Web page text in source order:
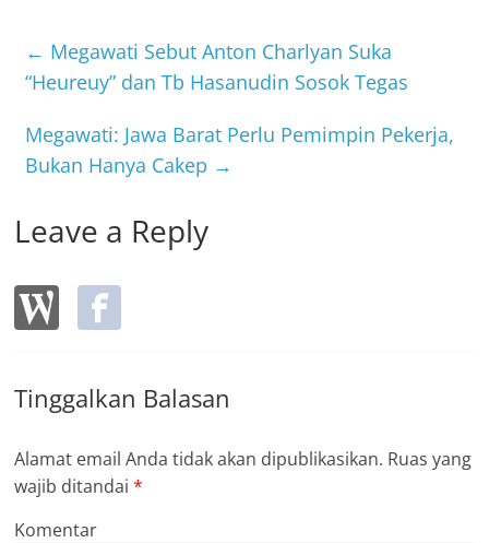
b
o
o
k
← Megawati Sebut Anton Charlyan Suka
“Heureuy” dan Tb Hasanudin Sosok Tegas
Megawati: Jawa Barat Perlu Pemimpin Pekerja,
Bukan Hanya Cakep →
Leave a Reply
Tinggalkan Balasan
Alamat email Anda tidak akan dipublikasikan. Ruas yang
wajib ditandai*
Komentar